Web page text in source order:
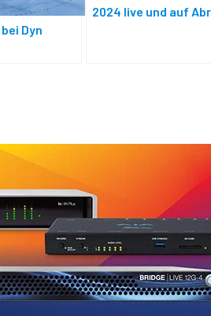
Dyn
2024 live und auf